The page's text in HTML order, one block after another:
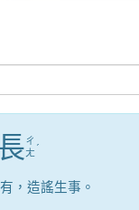
ㄔ
ㄤ ˊ
，造謠生事。